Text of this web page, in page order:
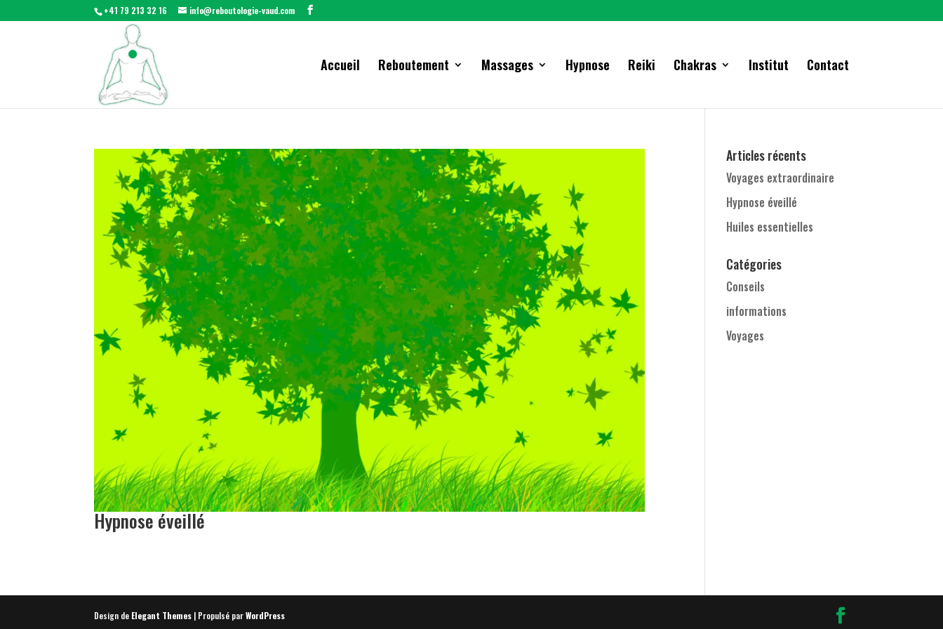
+41 79 213 32 16 info@reboutologie-vaud.com
Accueil Reboutement Massages Hypnose Reiki Chakras Institut Contact
Hypnose éveillé
Articles récents
Voyages extraordinaire
Hypnose éveillé
Huiles essentielles
Catégories
Conseils
informations
Voyages
Design de Elegant Themes | Propulsé parWordPress